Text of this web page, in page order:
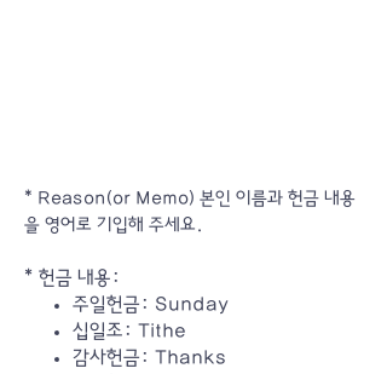
* Reason(or Memo) 본인 이름과 헌금 내용
을 영어로 기입해 주세요.
* 헌금 내용:
주일헌금: Sunday
십일조: Tithe
감사헌금: Thanks